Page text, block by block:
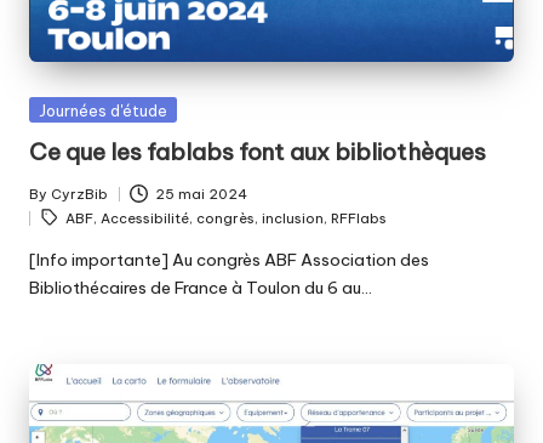
Posted
Journées d'étude
Ce que les fablabs font aux bibliothèques
Posted
by
By CyrzBib 25 mai 2024
Tags:
ABF, Accessibilité, congrès, inclusion, RFFlabs
[Info importante] Au congrès ABF Association des
Bibliothécaires de France à Toulon du 6 au…